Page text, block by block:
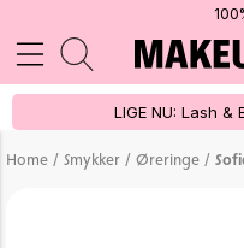
LIGE NU: Lash
Home / Smykker / Øreringe /